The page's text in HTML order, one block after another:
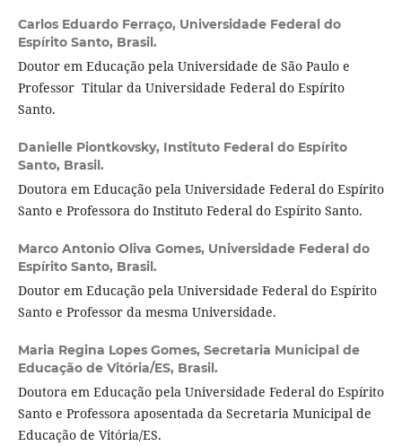
Carlos Eduardo Ferraço, Universidade Federal do
Espírito Santo, Brasil.
Doutor em Educação pela Universidade de São Paulo e
Professor Titular da Universidade Federal do Espírito
Santo.
Danielle Piontkovsky, Instituto Federal do Espírito
Santo, Brasil.
Doutora em Educação pela Universidade Federal do Espírito
Santo e Professora do Instituto Federal do Espírito Santo.
Marco Antonio Oliva Gomes, Universidade Federal do
Espírito Santo, Brasil.
Doutor em Educação pela Universidade Federal do Espírito
Santo e Professor da mesma Universidade.
Maria Regina Lopes Gomes, Secretaria Municipal de
Educação de Vitória/ES, Brasil.
Doutora em Educação pela Universidade Federal do Espírito
Santo e Professora aposentada da Secretaria Municipal de
Educação de Vitória/ES.